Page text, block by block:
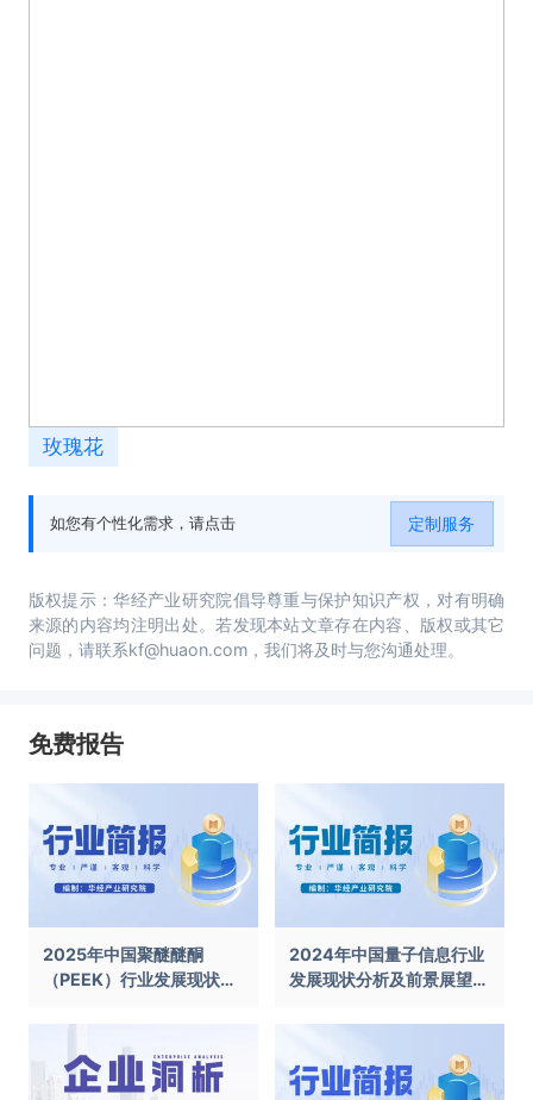
玫瑰花
如您有个性化需求，请点击 定制服务
版权提示：华经产业研究院倡导尊重与保护知识产权，对有明确
来源的内容均注明出处。若发现本站文章存在内容、版权或其它
问题，请联系kf@huaon.com，我们将及时与您沟通处理。
免费报告
2025年中国聚醚醚酮
（PEEK）行业发展现状及
2024年中国量子信息行业
发展现状分析及前景展望报